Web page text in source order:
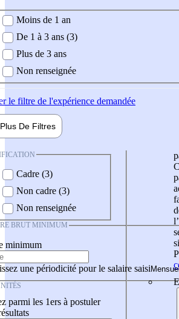
demandée
Moins de 1 an
De 1 à 3 ans (3)
Plus de 3 ans
Non renseignée
le filtre de l'expérience demandée
Plus De Filtres
Cadre (3)
Non cadre (3)
Non renseignée
BRUT MINIMUM
minimum
une périodicité pour le salaire saisi
parmi les 1ers à postuler